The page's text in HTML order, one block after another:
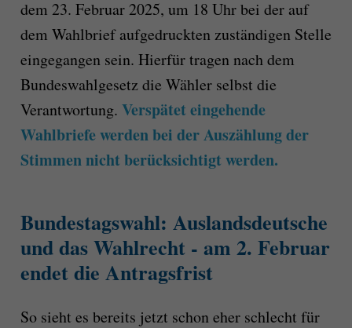
dem 23. Februar 2025, um 18 Uhr bei der auf
dem Wahlbrief aufgedruckten zuständigen Stelle
eingegangen sein. Hierfür tragen nach dem
Bundeswahlgesetz die Wähler selbst die
Verantwortung. Verspätet eingehende
Wahlbriefe werden bei der Auszählung der
Stimmennicht berücksichtigt werden.
Bundestagswahl: Auslandsdeutsche
und das Wahlrecht - am 2. Februar
endet die Antragsfrist
So sieht es bereits jetzt schon eher schlecht für